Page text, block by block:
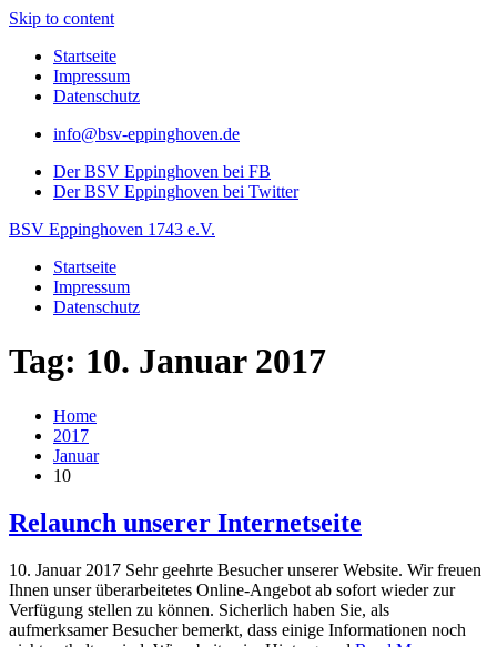
Skip to content
Startseite
Impressum
Datenschutz
info@bsv-eppinghoven.de
Der BSV Eppinghoven bei FB
Der BSV Eppinghoven bei Twitter
BSV Eppinghoven 1743 e.V.
Startseite
Impressum
Datenschutz
Tag: 10. Januar 2017
Home
2017
Januar
10
Relaunch unserer Internetseite
10. Januar 2017 Sehr geehrte Besucher unserer Website. Wir freuen
Ihnen unser überarbeitetes Online-Angebot ab sofort wieder zur
Verfügung stellen zu können. Sicherlich haben Sie, als
aufmerksamer Besucher bemerkt, dass einige Informationen noch